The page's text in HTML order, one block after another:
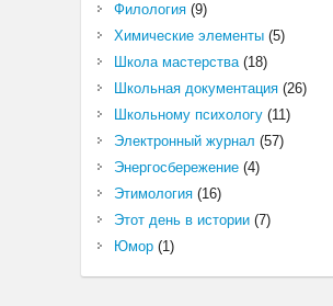
Филология(9)
Химические элементы(5)
Школа мастерства(18)
Школьная документация(26)
Школьному психологу(11)
Электронный журнал (57)
Энергосбережение(4)
Этимология(16)
Этот день в истории(7)
Юмор(1)